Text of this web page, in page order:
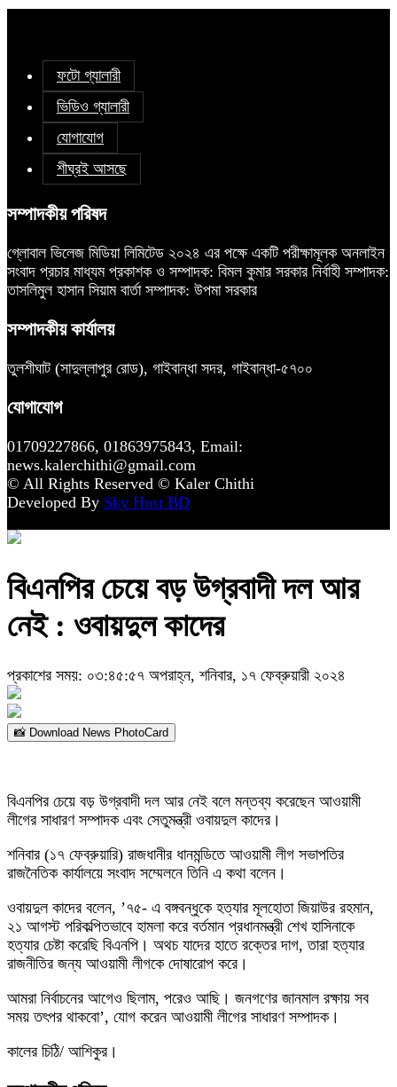
ফটো গ্যালারী
ভিডিও গ্যালারী
যোগাযোগ
শীঘ্রই আসছে
সম্পাদকীয় পরিষদ
গ্লোবাল ভিলেজ মিডিয়া লিমিটেড ২০২৪ এর পক্ষে একটি পরীক্ষামূলক অনলাইন
সংবাদ প্রচার মাধ্যম প্রকাশক ও সম্পাদক: বিমল কুমার সরকার নির্বাহী সম্পাদক:
তাসলিমুল হাসান সিয়াম বার্তা সম্পাদক: উপমা সরকার
সম্পাদকীয় কার্যালয়
তুলশীঘাট (সাদুল্লাপুর রোড), গাইবান্ধা সদর, গাইবান্ধা-৫৭০০
যোগাযোগ
01709227866, 01863975843, Email:
news.kalerchithi@gmail.com
© All Rights Reserved © Kaler Chithi
Developed By Sky Host BD
বিএনপির চেয়ে বড় উগ্রবাদী দল আর
নেই : ওবায়দুল কাদের
প্রকাশের সময়: ০৩:৪৫:৫৭ অপরাহ্ন, শনিবার, ১৭ ফেব্রুয়ারী ২০২৪
📸 Download News PhotoCard
বিএনপির চেয়ে বড় উগ্রবাদী দল আর নেই বলে মন্তব্য করেছেন আওয়ামী
লীগের সাধারণ সম্পাদক এবং সেতুমন্ত্রী ওবায়দুল কাদের।
শনিবার (১৭ ফেব্রুয়ারি) রাজধানীর ধানমন্ডিতে আওয়ামী লীগ সভাপতির
রাজনৈতিক কার্যালয়ে সংবাদ সম্মেলনে তিনি এ কথা বলেন।
ওবায়দুল কাদের বলেন, ’৭৫- এ বঙ্গবন্ধুকে হত্যার মূলহোতা জিয়াউর রহমান,
২১ আগস্ট পরিকল্পিতভাবে হামলা করে বর্তমান প্রধানমন্ত্রী শেখ হাসিনাকে
হত্যার চেষ্টা করেছি বিএনপি। অথচ যাদের হাতে রক্তের দাগ, তারা হত্যার
রাজনীতির জন্য আওয়ামী লীগকে দোষারোপ করে।
আমরা নির্বাচনের আগেও ছিলাম, পরেও আছি। জনগণের জানমাল রক্ষায় সব
সময় তৎপর থাকবো’, যোগ করেন আওয়ামী লীগের সাধারণ সম্পাদক।
কালের চিঠি/ আশিকুর।